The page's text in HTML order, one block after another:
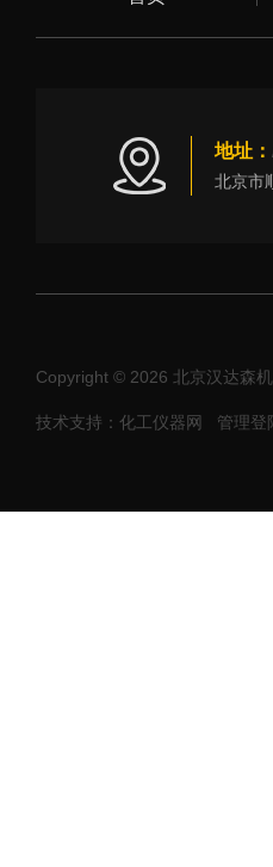
地址：
北京市
Copyright © 2026 北京汉达森
技术支持：化工仪器网 管理登